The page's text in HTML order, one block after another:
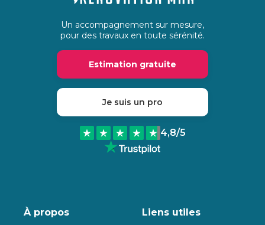
Un accompagnement sur mesure,
pour des travaux en toute sérénité.
Estimation gratuite
Je suis un pro
4,8/5
À propos Liens utiles